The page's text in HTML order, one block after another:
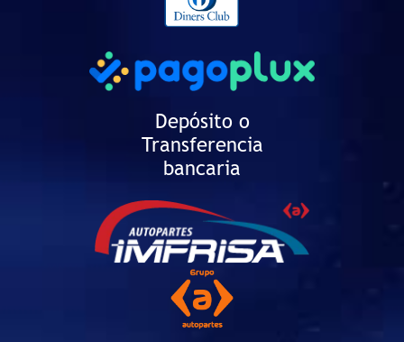
Depósito o
Transferencia
bancaria